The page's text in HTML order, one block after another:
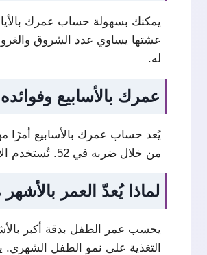
عشتها يساوي عدد الشروق
له.
عمرك بالأسابيع وفوائده
من خلال ضربه في 52. تُستخدم الأسابيع بشكلٍ خاص في تتبع مراحل الحمل وحساب مواعيد الولادة، كما تُستخدم أيضًا في خطط التعافي الطبي وجداول العلاج.
لماذا يُعدّ العمر
التغذية على نمو الطفل الشهري. يمكنك حساب